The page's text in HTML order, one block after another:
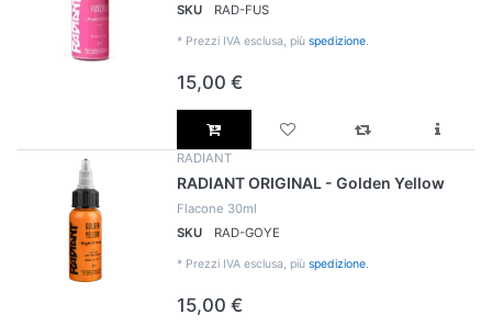
SKU
RAD-FUS
* Prezzi IVA esclusa, più spedizione.
15,00 €
RADIANT
RADIANT ORIGINAL - Golden Yellow
Flacone 30ml
SKU
RAD-GOYE
* Prezzi IVA esclusa, più spedizione.
15,00 €